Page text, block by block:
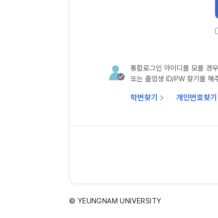
통합로그인 아이디를 모를 경
또는 졸업생 ID/PW 찾기를 해
학번찾기 개인번호찾기
© YEUNGNAM UNIVERSITY